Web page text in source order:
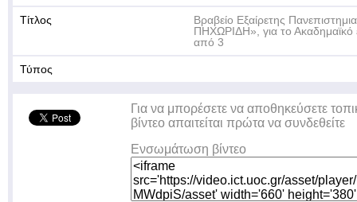
Τίτλος
Βραβείο Εξαίρετης
ΠΗΧΩΡΙΔΗ», για το
από 3
Τύπος
Για να μπορέσετε να αποθηκεύσετε
βίντεο απαιτείται πρώτα να συνδεθείτε
Ενσωμάτωση βίντεο